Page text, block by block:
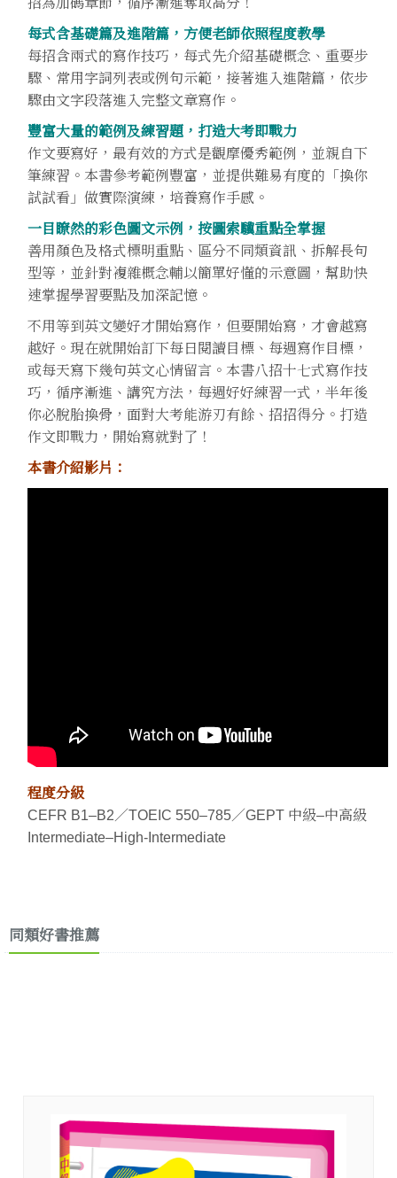
招為加碼章節，循序漸進奪取高分！
每式含基礎篇及進階篇，方便老師依照程度教學
每招含兩式的寫作技巧，每式先介紹基礎概念、重要步
驟、常用字詞列表或例句示範，接著進入進階篇，依步
驟由文字段落進入完整文章寫作。
豐富大量的範例及練習題，打造大考即戰力
作文要寫好，最有效的方式是觀摩優秀範例，並親自下
筆練習。本書參考範例豐富，並提供難易有度的「換你
試試看」做實際演練，培養寫作手感。
一目瞭然的彩色圖文示例，按圖索驥重點全掌握
善用顏色及格式標明重點、區分不同類資訊、拆解長句
型等，並針對複雜概念輔以簡單好懂的示意圖，幫助快
速掌握學習要點及加深記憶。
不用等到英文變好才開始寫作，但要開始寫，才會越寫
越好。現在就開始訂下每日閱讀目標、每週寫作目標，
或每天寫下幾句英文心情留言。本書八招十七式寫作技
巧，循序漸進、講究方法，每週好好練習一式，半年後
你必脫胎換骨，面對大考能游刃有餘、招招得分。打造
作文即戰力，開始寫就對了！
本書介紹影片：
程度分級
CEFR B1–B2／TOEIC 550–785／GEPT 中級–中高級
Intermediate–High-Intermediate
同類好書推薦